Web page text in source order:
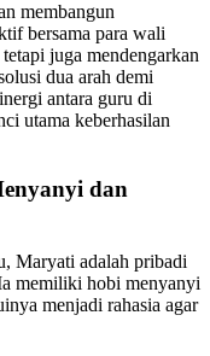
membangun
bersama para wali
juga mendengarkan
dua arah demi
antara guru di
utama keberhasilan
dan
Maryati adalah pribadi
memiliki hobi menyanyi
menjadi rahasia agar